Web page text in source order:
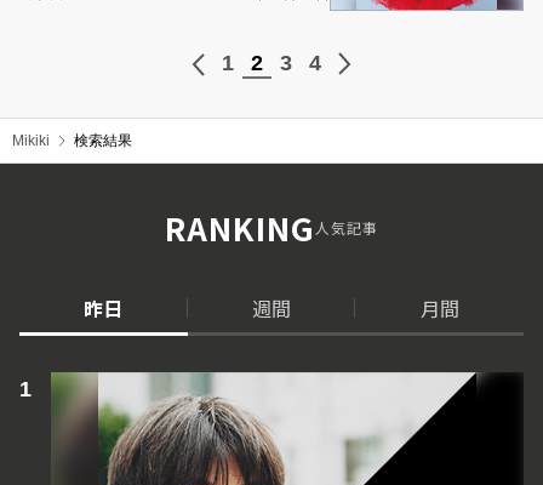
1 2 3 4
Mikiki 検索結果
RANKING人気記事
昨日 週間 月間